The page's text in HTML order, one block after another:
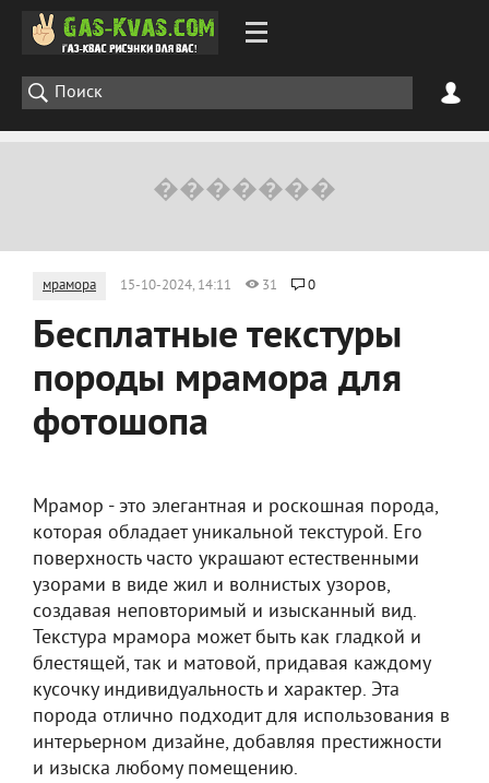
мрамора 15-10-2024, 14:11 31 0
Бесплатные текстуры
породы мрамора для
фотошопа
Мрамор - это элегантная и роскошная порода,
которая обладает уникальной текстурой. Его
поверхность часто украшают естественными
узорами в виде жил и волнистых узоров,
создавая неповторимый и изысканный вид.
Текстура мрамора может быть как гладкой и
блестящей, так и матовой, придавая каждому
кусочку индивидуальность и характер. Эта
порода отлично подходит для использования в
интерьерном дизайне, добавляя престижности
и изыска любому помещению.